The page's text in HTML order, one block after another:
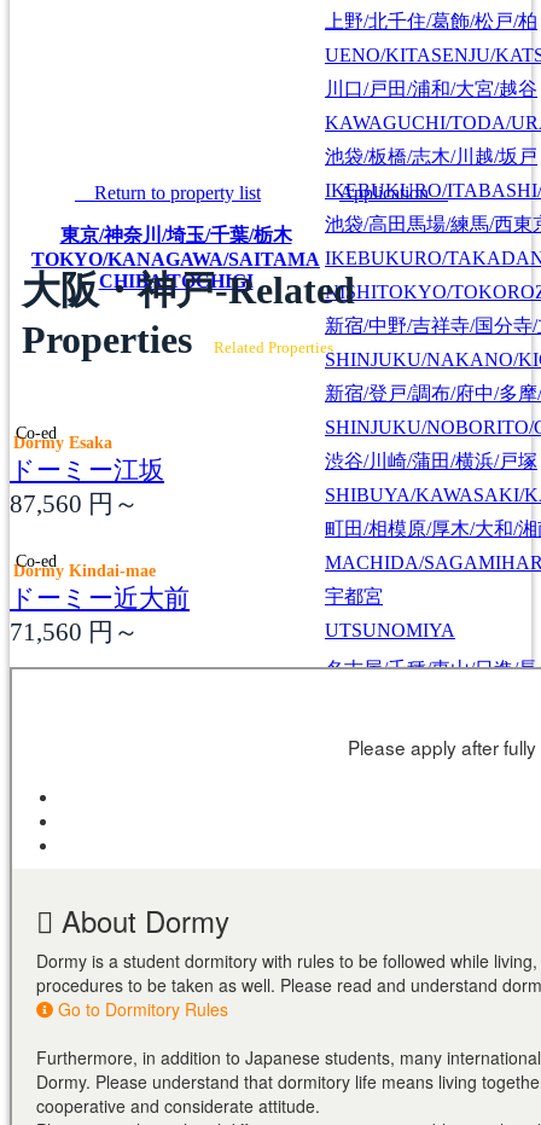
東京/神奈川/埼玉/千葉/栃木
TOKYO/KANAGAWA/SAITAMA
CHIBA/TOCHIGI
上野/北千住/葛飾/松戸/柏
UENO/KITASENJU/
川口/戸田/浦和/大宮/越谷
KAWAGUCHI/TODA/
池袋/板橋/志木/川越/坂戸
IKEBUKURO/
池袋/高田馬場/練馬/西東
IKEBUKURO/
NISHITOKYO/
新宿/中野/吉祥寺/国分寺
SHINJUKU/NAKANO/
新宿/登戸/調布/府中/多
SHINJUKU/
渋谷/川崎/蒲田/横浜/戸塚
SHIBUYA/KAWASAKI/
町田/相模原/厚木/大和/湘
MACHIDA/
宇都宮
UTSUNOMIYA
名古屋/千種/東山/日進/
甲府
大阪/京都/神戸/奈良
KOBE/NARA
KYOTO/FUSHIMI/
神戸/六甲/芦屋/西宮
Return to property list Application
大阪・神戸-Related
Properties
Related Properties
Co-ed
Dormy Esaka
ドーミー江坂
87,560 円～
Co-ed
Dormy Kindai-mae
ドーミー近大前
71,560 円～